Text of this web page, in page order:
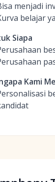
menjadi
belajar
Siapa
Kami